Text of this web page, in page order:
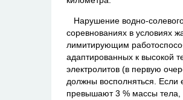
Нарушение водно-
соревнованиях в условиях
лимитирующим
адаптированных к высокой
электролитов (в первую
должны восполняться. Если
превышают 3 % массы тела,